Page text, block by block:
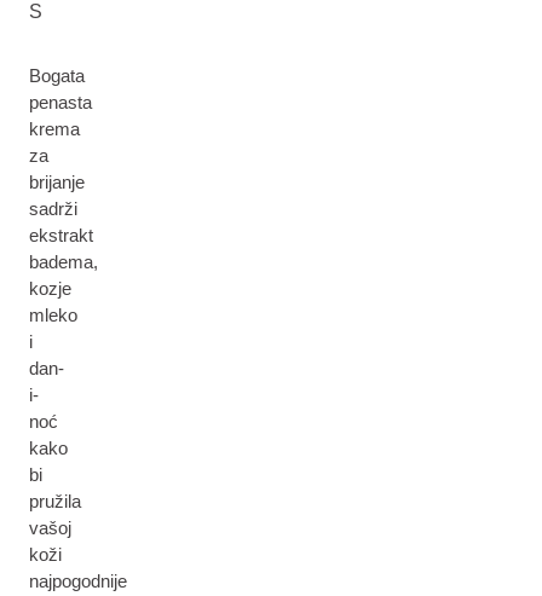
S
Bogata
penasta
krema
za
brijanje
sadrži
ekstrakt
badema,
kozje
mleko
i
dan-
i-
noć
kako
bi
pružila
vašoj
koži
najpogodnije